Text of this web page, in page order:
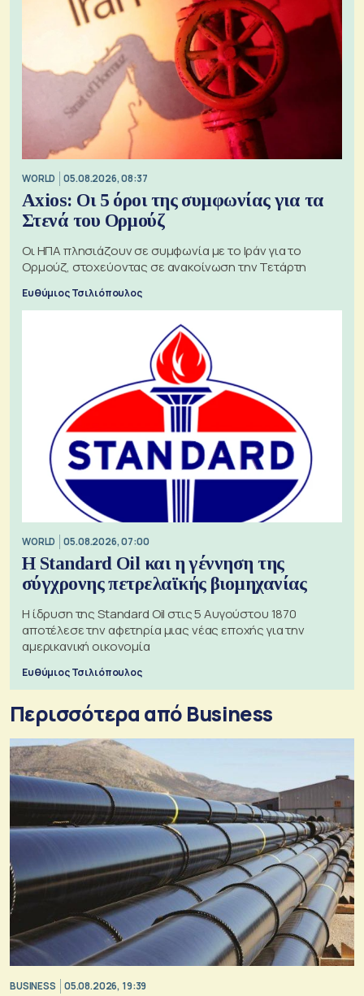
WORLD 05.08.2026, 08:37
Axios: Οι 5 όροι της συμφωνίας για τα
Στενά του Ορμούζ
Οι ΗΠΑ πλησιάζουν σε συμφωνία με το Ιράν για το
Ορμούζ, στοχεύοντας σε ανακοίνωση την Τετάρτη
Ευθύμιος Τσιλιόπουλος
WORLD 05.08.2026, 07:00
Η Standard Oil και η γέννηση της
σύγχρονης πετρελαϊκής βιομηχανίας
Η ίδρυση της Standard Oil στις 5 Αυγούστου 1870
αποτέλεσε την αφετηρία μιας νέας εποχής για την
αμερικανική οικονομία
Ευθύμιος Τσιλιόπουλος
Περισσότερα από Business
BUSINESS 05.08.2026, 19:39